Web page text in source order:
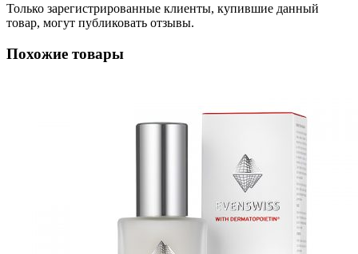
Только зарегистрированные клиенты, купившие данный
товар, могут публиковать отзывы.
Похожие товары